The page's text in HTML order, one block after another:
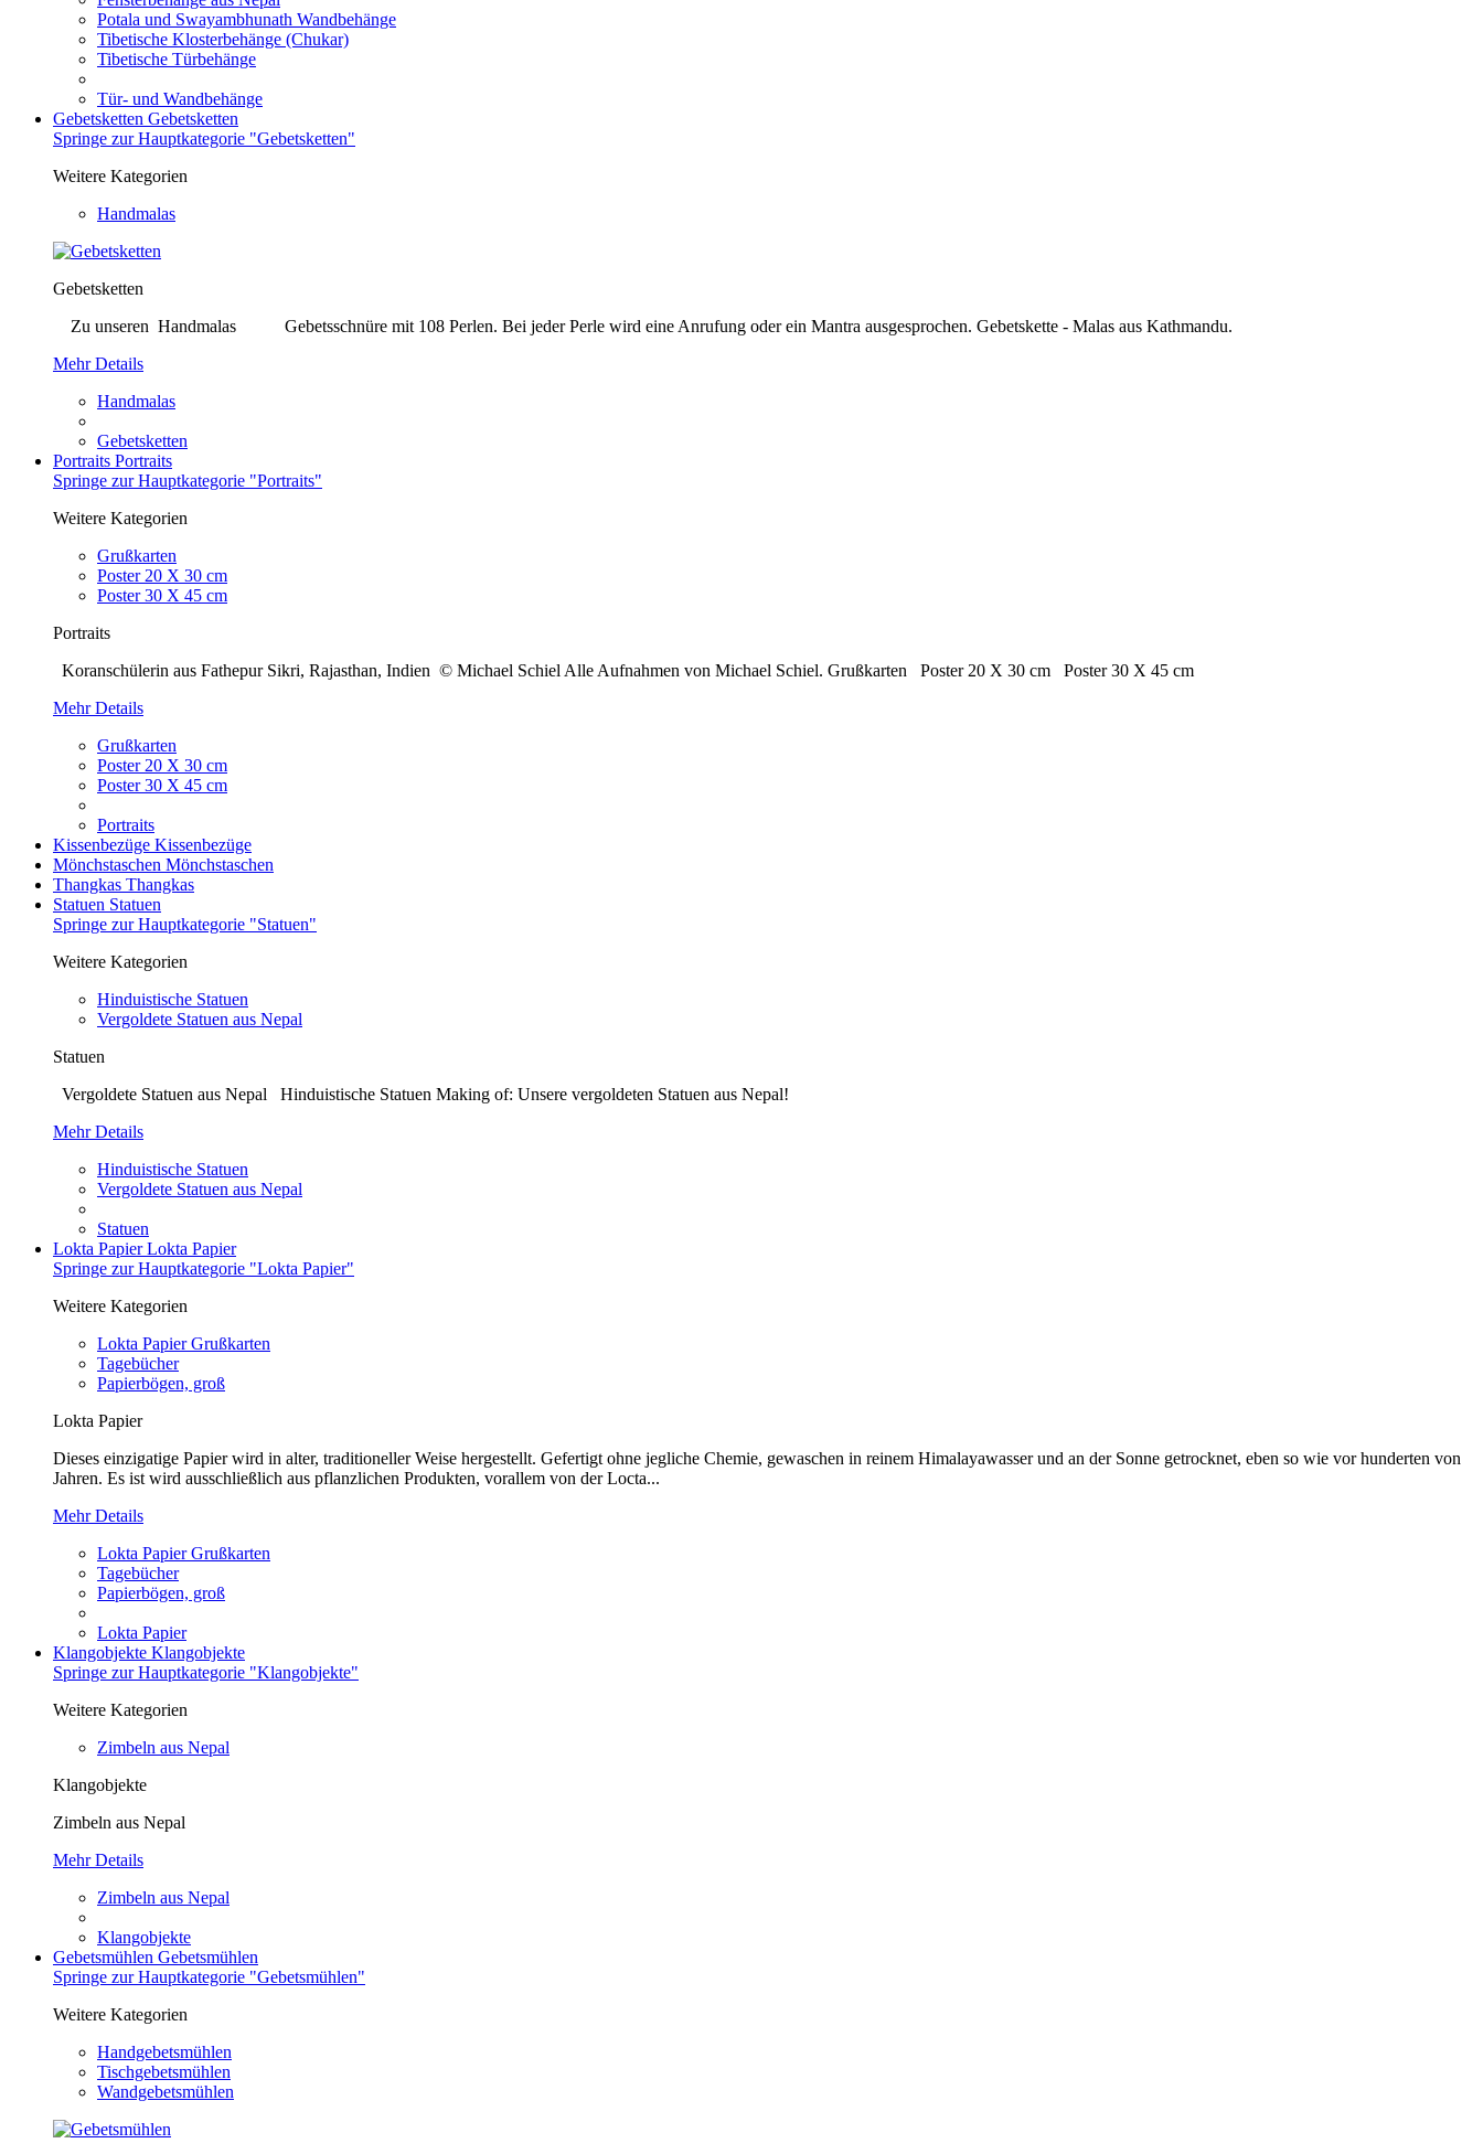
Potala und Swayambhunath Wandbehänge
Tibetische Klosterbehänge (Chukar)
Tibetische Türbehänge
Tür- und Wandbehänge
Gebetsketten Gebetsketten
Springe zur Hauptkategorie "Gebetsketten"
Weitere Kategorien
Handmalas
Gebetsketten
Zu unseren Handmalas Gebetsschnüre mit 108 Perlen. Bei jeder Perle wird eine Anrufung oder ein Mantra ausgesprochen. Gebetskette - Malas aus Kathmandu.
Mehr Details
Handmalas
Gebetsketten
Portraits Portraits
Springe zur Hauptkategorie "Portraits"
Weitere Kategorien
Grußkarten
Poster 20 X 30 cm
Poster 30 X 45 cm
Portraits
Koranschülerin aus Fathepur Sikri, Rajasthan, Indien © Michael Schiel Alle Aufnahmen von Michael Schiel. Grußkarten Poster 20 X 30 cm Poster 30 X 45 cm
Mehr Details
Grußkarten
Poster 20 X 30 cm
Poster 30 X 45 cm
Portraits
Kissenbezüge Kissenbezüge
Mönchstaschen Mönchstaschen
Thangkas Thangkas
Statuen Statuen
Springe zur Hauptkategorie "Statuen"
Weitere Kategorien
Hinduistische Statuen
Vergoldete Statuen aus Nepal
Statuen
Vergoldete Statuen aus Nepal Hinduistische Statuen Making of: Unsere vergoldeten Statuen aus Nepal!
Mehr Details
Hinduistische Statuen
Vergoldete Statuen aus Nepal
Statuen
Lokta PapierLokta Papier
Springe zur Hauptkategorie "Lokta Papier"
Weitere Kategorien
Lokta Papier Grußkarten
Tagebücher
Papierbögen, groß
Lokta Papier
Dieses einzigatige Papier wird in alter, traditioneller Weise hergestellt. Gefertigt ohne jegliche Chemie, gewaschen in reinem Himalayawasser und an der Sonne getrocknet, eben so wie vor hunderten von
Jahren. Es ist wird ausschließlich aus pflanzlichen Produkten, vorallem von der Locta...
Mehr Details
Lokta Papier Grußkarten
Tagebücher
Papierbögen, groß
Lokta Papier
Klangobjekte Klangobjekte
Springe zur Hauptkategorie "Klangobjekte"
Weitere Kategorien
Zimbeln aus Nepal
Klangobjekte
Zimbeln aus Nepal
Mehr Details
Zimbeln aus Nepal
Klangobjekte
Gebetsmühlen Gebetsmühlen
Springe zur Hauptkategorie "Gebetsmühlen"
Weitere Kategorien
Handgebetsmühlen
Tischgebetsmühlen
Wandgebetsmühlen